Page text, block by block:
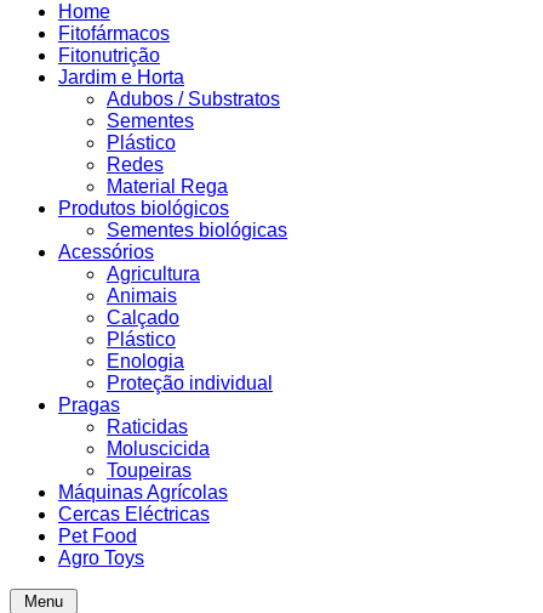
Home
Fitofármacos
Fitonutrição
Jardim e Horta
Adubos / Substratos
Sementes
Plástico
Redes
Material Rega
Produtos biológicos
Sementes biológicas
Acessórios
Agricultura
Animais
Calçado
Plástico
Enologia
Proteção individual
Pragas
Raticidas
Moluscicida
Toupeiras
Máquinas Agrícolas
Cercas Eléctricas
Pet Food
Agro Toys
Menu